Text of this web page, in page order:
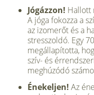
Jógázzon! Hallott
A jóga fokozza a
az izomerőt és a
stresszoldó. Egy
megállapította,
szív- és
meghúzódó
Énekeljen! Az